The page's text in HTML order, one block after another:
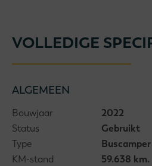
VOLLEDIGE
ALGEMEEN
Bouwjaar
2022
Status
Gebruikt
Type
Buscamper
KM-stand
59.638 km.